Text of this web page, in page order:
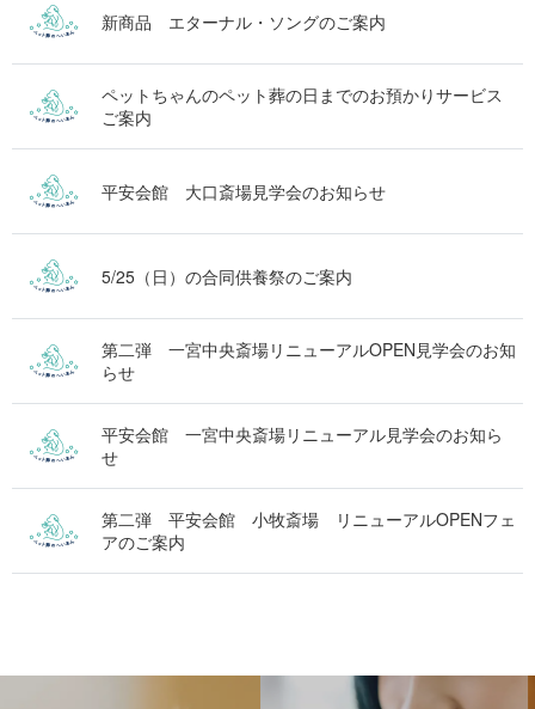
新商品 エターナル・ソングのご案内
ペットちゃんのペット葬の日までのお預かりサービス
ご案内
平安会館 大口斎場見学会のお知らせ
5/25（日）の合同供養祭のご案内
第二弾 一宮中央斎場リニューアルOPEN見学会のお知
らせ
平安会館 一宮中央斎場リニューアル見学会のお知ら
せ
第二弾 平安会館 小牧斎場 リニューアルOPENフェ
アのご案内